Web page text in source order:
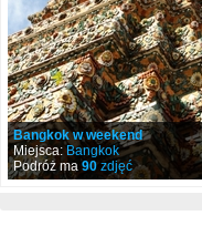
Bangkok w weekend
Miejsca:Bangkok
Podróż ma 90 zdjęć